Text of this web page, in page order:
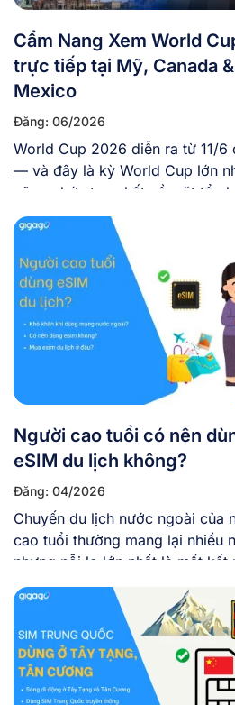
Cẩm Nang Xem World
trực tiếp tại Mỹ, Canada &
Mexico
Đăng: 06/2026
World Cup 2026 diễn ra từ 11/6
— và đây là kỳ World Cup lớn
cũng phức tạp nhất về mặt tổ
lịch sử giải đấu với 48 đội tuyển
104 trận, diễn ra trên 3 quốc gia
thành phố khác nhau. Nếu bạn
Người cao tuổi có nên
eSIM du lịch không?
Đăng: 04/2026
Chuyến du lịch nước ngoài của
cao tuổi thường mang lại nhiều
nhưng nỗi lo lớn nhất là mất kết
không gọi về cho con cháu
dùng Google Maps, dễ bị lạc.
thế, việc giữ liên lạc với gia
chỉ là nhu cầu mà […]